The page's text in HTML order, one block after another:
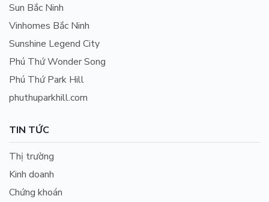
Sun Bắc Ninh
Vinhomes Bắc Ninh
Sunshine Legend City
Phú Thứ Wonder Song
Phú Thứ Park Hill
phuthuparkhill.com
TIN TỨC
Thị trường
Kinh doanh
Chứng khoán